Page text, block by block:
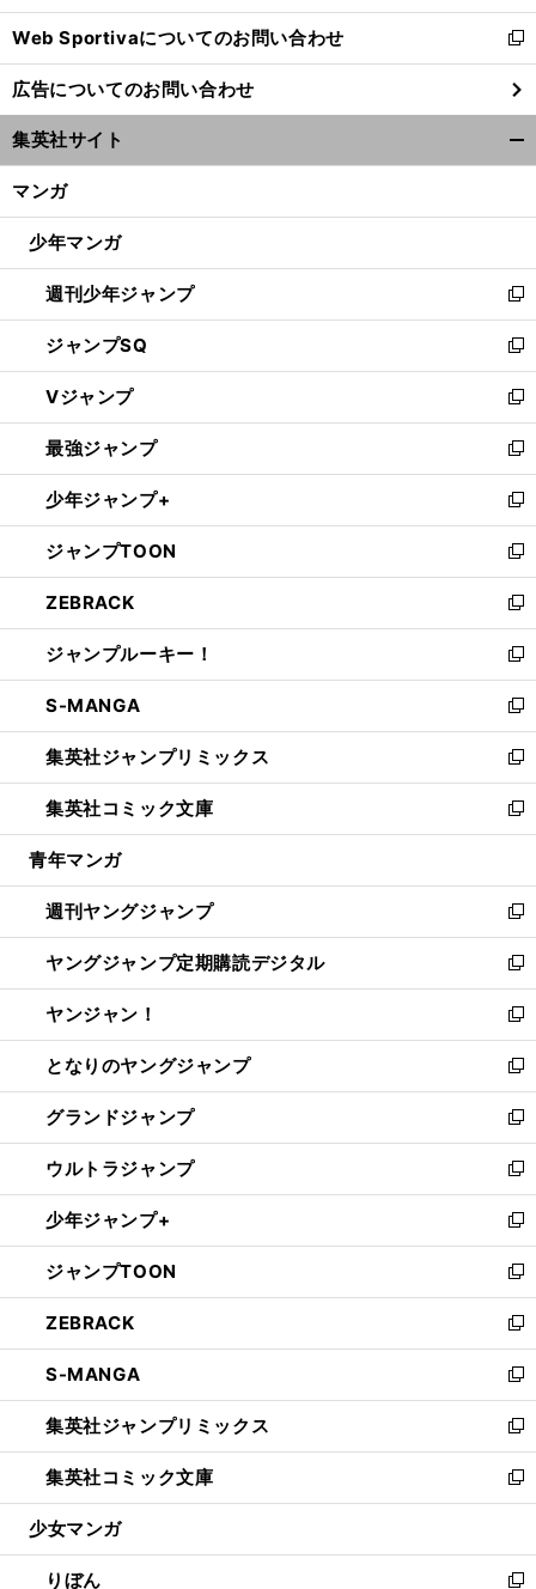
開
く
Web Sportivaについてのお問い合わせ
新
し
い
ウ
ィ
ン
ウ
開
く
広告についてのお問い合わせ
集英社サイト
マンガ
少年マンガ
週刊少年ジャンプ
新
し
い
ウ
ィ
ン
ド
ウ
で
開
く
ジャンプSQ
新
し
い
ウ
ィ
ン
ド
ウ
で
開
く
Vジャンプ
新
し
い
ウ
ィ
ン
ド
ウ
で
開
く
最強ジャンプ
新
し
い
ウ
ィ
ン
ド
ウ
で
開
く
少年ジャンプ+
新
し
い
ウ
ィ
ン
ド
ウ
で
開
く
ジャンプTOON
新
し
い
ウ
ィ
ン
ド
ウ
で
開
く
ZEBRACK
新
し
い
ウ
ィ
ン
ド
ウ
で
開
ジャンプルーキー！
新
し
い
ウ
ィ
ン
ド
ウ
開
く
S-MANGA
新
し
い
ウ
ィ
ン
ウ
で
開
く
集英社ジャンプリミックス
新
し
い
ウ
ン
ド
ウ
で
開
く
集英社コミック文庫
新
し
ウ
ィ
ン
ド
ウ
で
開
く
青年マンガ
週刊ヤングジャンプ
新
し
い
ウ
ィ
ン
ド
ウ
で
開
く
ヤングジャンプ定期購読デジタル
新
し
い
ウ
ィ
ン
ド
ウ
で
開
く
ヤンジャン！
新
し
い
ウ
ィ
ン
ド
ウ
で
開
く
となりのヤングジャンプ
新
し
い
ウ
ィ
ン
ド
ウ
で
開
く
グランドジャンプ
新
し
い
ウ
ィ
ン
ド
ウ
で
開
く
ウルトラジャンプ
新
し
い
ウ
ィ
ン
ド
ウ
で
開
く
少年ジャンプ+
新
し
い
ウ
ィ
ン
ド
ウ
で
開
く
ジャンプTOON
新
し
い
ウ
ィ
ン
ド
ウ
で
開
ZEBRACK
新
し
い
ウ
ィ
ン
ド
ウ
開
く
S-MANGA
新
し
い
ウ
ィ
ン
ウ
で
集英社ジャンプリミックス
新
し
い
ウ
ン
ド
集英社コミック文庫
新
し
ウ
ィ
少女マンガ
りぼん